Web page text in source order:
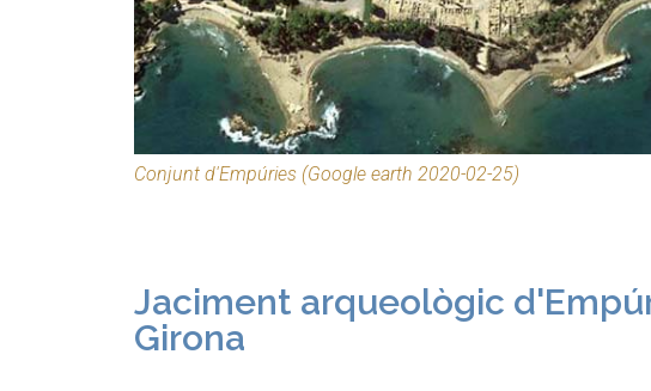
Conjunt d'Empúries (Google earth 2020-02-25)
Jaciment arqueològic
Girona